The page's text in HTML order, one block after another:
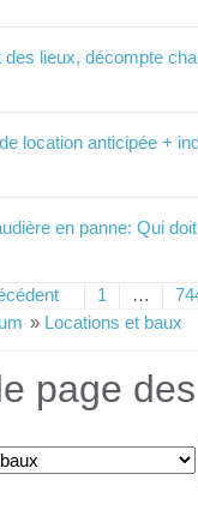
des lieux, décompte
location anticipée +
en panne: Qui
1 …
» Locations et baux
page